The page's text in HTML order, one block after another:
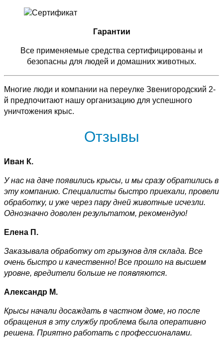
Гарантии
Все применяемые средства сертифицированы и
безопасны для людей и домашних животных.
Многие люди и компании на переулке Звенигородский 2-
й предпочитают нашу организацию для успешного
уничтожения крыс.
Отзывы
Иван К.
У нас на даче появились крысы, и мы сразу обратились в
эту компанию. Специалисты быстро приехали, провели
обработку, и уже через пару дней животные исчезли.
Однозначно доволен результатом, рекомендую!
Елена П.
Заказывала обработку от грызунов для склада. Все
очень быстро и качественно! Все прошло на высшем
уровне, вредители больше не появляются.
Александр М.
Крысы начали досаждать в частном доме, но после
обращения в эту службу проблема была оперативно
решена. Приятно работать с профессионалами.